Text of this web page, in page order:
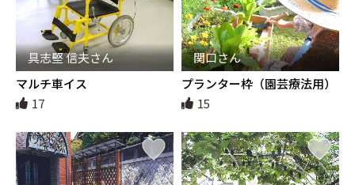
具志堅 信夫さん
マルチ車イス
17
関口さん
プランター枠（園芸療法用）
15